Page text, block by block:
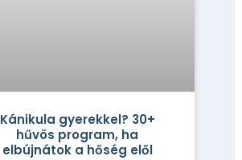
Kánikula gyerekkel? 30+
hűvös program, ha
elbújnátok a hőség elől